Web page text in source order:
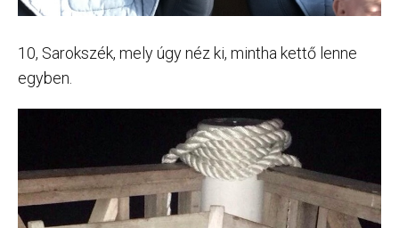
10, Sarokszék, mely úgy néz ki, mintha kettő lenne
egyben.